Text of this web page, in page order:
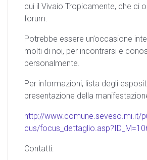
cui il Vivaio Tropicamente, che ci
forum.
Potrebbe essere un’occasione
molti di noi, per incontrarsi e
personalmente.
Per informazioni, lista degli
presentazione della
http://www.comune.seveso.mi.it/
cus/
Contatti: